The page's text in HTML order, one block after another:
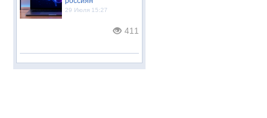
29 Июля 15:27
411